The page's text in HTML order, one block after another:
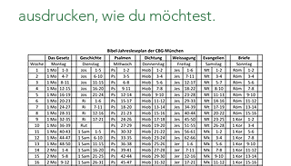
ausdrucken, wie du möchtest.